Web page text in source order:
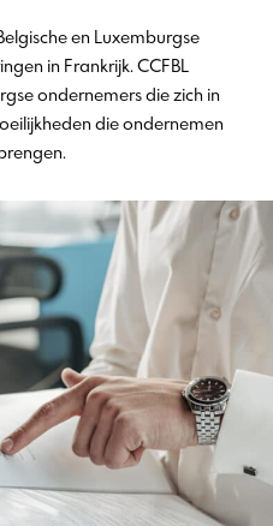
en Luxemburgse
in Frankrijk. CCFBL
ondernemers die zich in
die ondernemen